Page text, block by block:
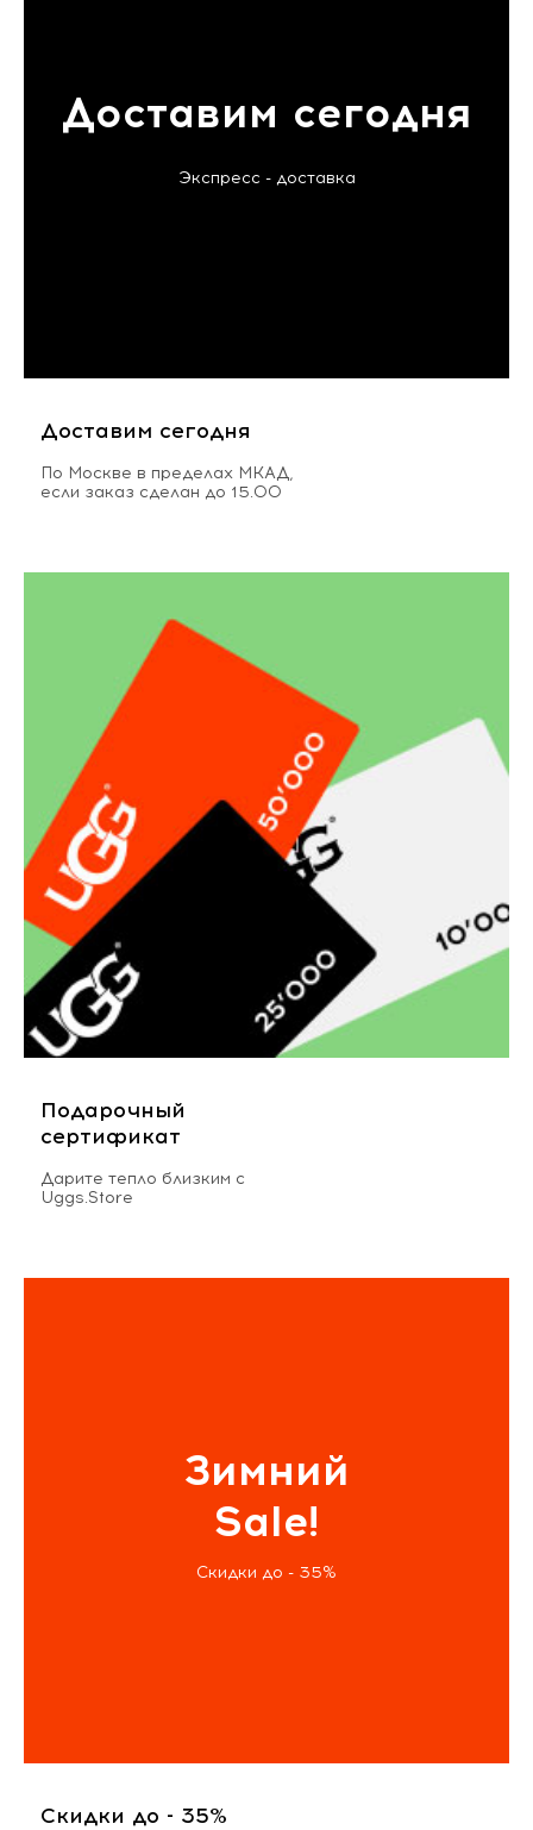
Доставим сегодня
Экспресс - доставка
Доставим сегодня
По Москве в пределах МКАД,
если заказ сделан до 15.00
Подарочный
сертификат
Дарите тепло близким с
Uggs.Store
Зимний
Sale!
Скидки до - 35%
Скидки до - 35%